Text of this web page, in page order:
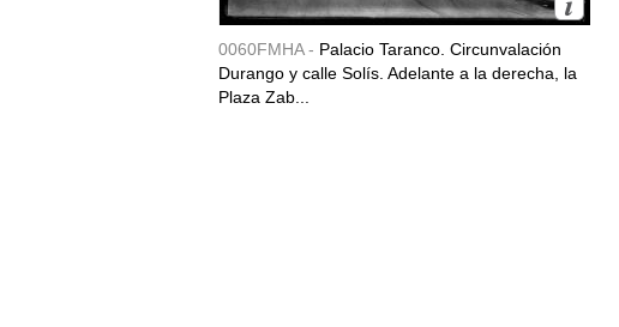
0060FMHA - Palacio Taranco. Circunvalación
Durango y calle Solís. Adelante a la derecha, la
Plaza Zab...